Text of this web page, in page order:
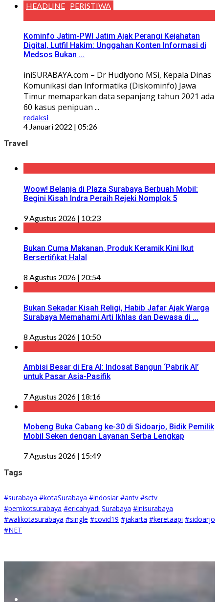
HEADLINE PERISTIWA
Kominfo Jatim-PWI Jatim Ajak Perangi Kejahatan
Digital, Lutfil Hakim: Unggahan Konten Informasi di
Medsos Bukan ...
iniSURABAYA.com – Dr Hudiyono MSi, Kepala Dinas
Komunikasi dan Informatika (Diskominfo) Jawa
Timur memaparkan data sepanjang tahun 2021 ada
60 kasus penipuan ...
redaksi
4 Januari 2022 | 05:26
Travel
Woow! Belanja di Plaza Surabaya Berbuah Mobil:
Begini Kisah Indra Peraih Rejeki Nomplok 5
9 Agustus 2026 | 10:23
Bukan Cuma Makanan, Produk Keramik Kini Ikut
Bersertifikat Halal
8 Agustus 2026 | 20:54
Bukan Sekadar Kisah Religi, Habib Jafar Ajak Warga
Surabaya Memahami Arti Ikhlas dan Dewasa di ...
8 Agustus 2026 | 10:50
Ambisi Besar di Era AI: Indosat Bangun ‘Pabrik AI’
untuk Pasar Asia-Pasifik
7 Agustus 2026 | 18:16
Mobeng Buka Cabang ke-30 di Sidoarjo, Bidik Pemilik
Mobil Seken dengan Layanan Serba Lengkap
7 Agustus 2026 | 15:49
Tags
#surabaya #kotaSurabaya #indosiar #antv #sctv
#pemkotsurabaya #ericahyadi Surabaya #inisurabaya
#walikotasurabaya #single #covid19 #jakarta #keretaapi #sidoarjo
#NET